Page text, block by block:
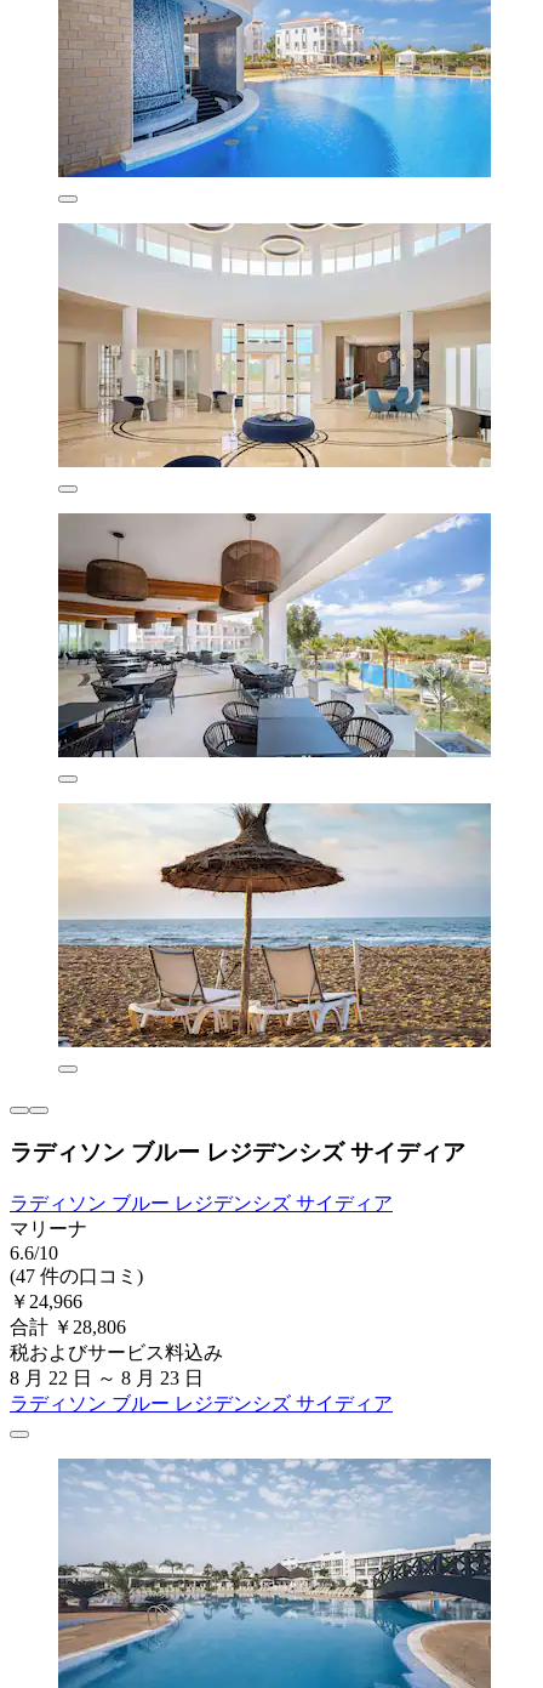
ラディソン ブルー レジデンシズ サイディア
ラディソン ブルー レジデンシズ サイディア
マリーナ
6.6/10
(47 件の口コミ)
￥24,966
合計 ￥28,806
税およびサービス料込み
8 月 22 日 ～ 8 月 23 日
ラディソン ブルー レジデンシズ サイディア